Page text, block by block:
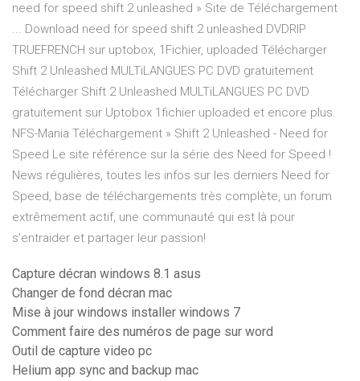
need for speed shift 2 unleashed » Site de Téléchargement
... Download need for speed shift 2 unleashed DVDRIP
TRUEFRENCH sur uptobox, 1Fichier, uploaded Télécharger
Shift 2 Unleashed MULTiLANGUES PC DVD gratuitement
Télécharger Shift 2 Unleashed MULTiLANGUES PC DVD
gratuitement sur Uptobox 1fichier uploaded et encore plus.
NFS-Mania Téléchargement » Shift 2 Unleashed - Need for
Speed Le site référence sur la série des Need for Speed !
News régulières, toutes les infos sur les derniers Need for
Speed, base de téléchargements très complète, un forum
extrêmement actif, une communauté qui est là pour
s'entraider et partager leur passion!
Capture décran windows 8.1 asus
Changer de fond décran mac
Mise à jour windows installer windows 7
Comment faire des numéros de page sur word
Outil de capture video pc
Helium app sync and backup mac